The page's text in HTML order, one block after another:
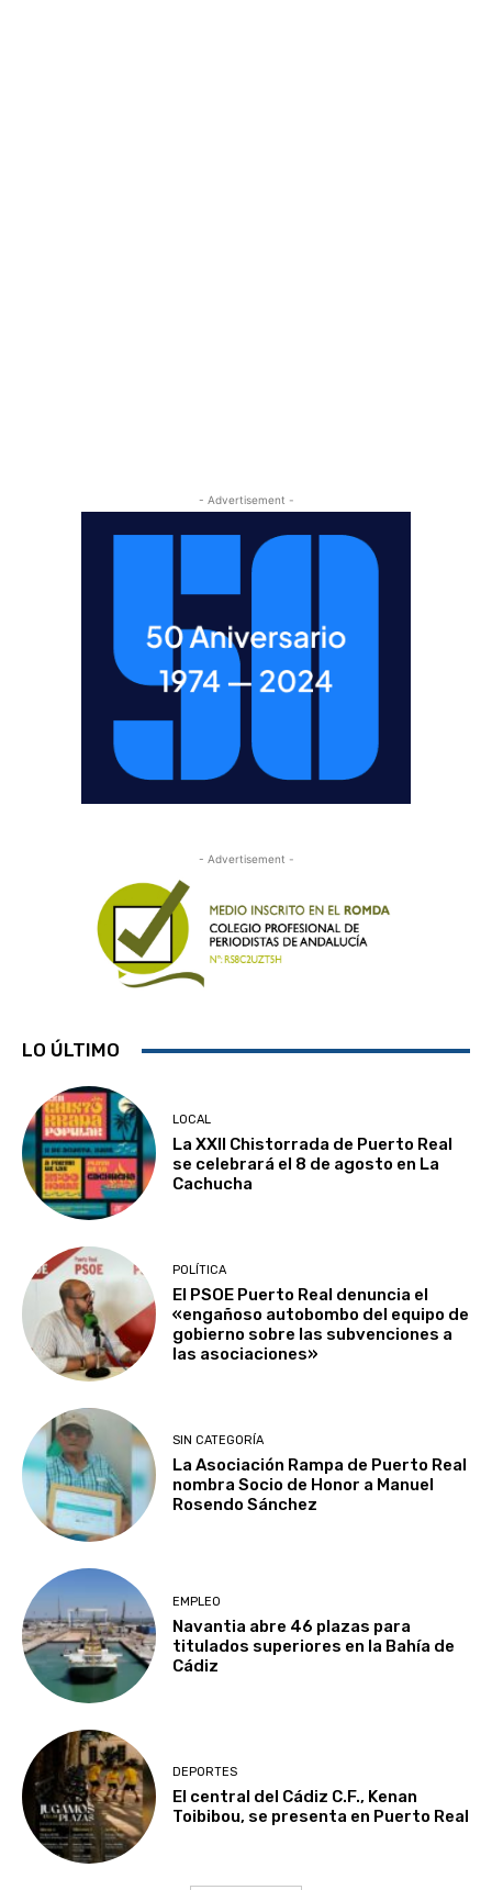
- Advertisement -
- Advertisement -
LO ÚLTIMO
LOCAL
La XXII Chistorrada de Puerto Real
se celebrará el 8 de agosto en La
Cachucha
POLÍTICA
El PSOE Puerto Real denuncia el
«engañoso autobombo del equipo de
gobierno sobre las subvenciones a
las asociaciones»
SIN CATEGORÍA
La Asociación Rampa de Puerto Real
nombra Socio de Honor a Manuel
Rosendo Sánchez
EMPLEO
Navantia abre 46 plazas para
titulados superiores en la Bahía de
Cádiz
DEPORTES
El central del Cádiz C.F., Kenan
Toibibou, se presenta en Puerto Real